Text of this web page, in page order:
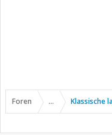
Foren ... Klassische